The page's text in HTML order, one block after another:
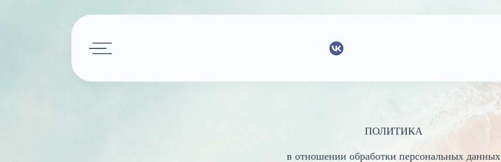
Команда
ПОЛИТИКА
в отношении обработки персональных данных